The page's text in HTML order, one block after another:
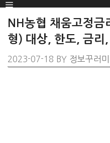
SKIP
TO
CONTENT
Menu
NH농협 채움고정
형) 대상, 한도, 금리
2023-07-18 BY 정보꾸러미